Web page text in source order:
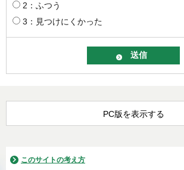
2：ふつう
3：見つけにくかった
PC版を表示する
このサイトの考え方